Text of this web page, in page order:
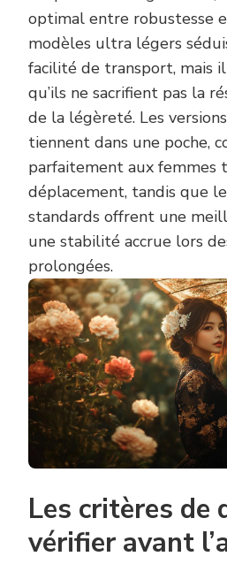
optimal entre robustesse
modèles ultra légers
facilité de transport, mais il
qu’ils ne sacrifient pas la
de la légèreté. Les
tiennent dans une poche,
parfaitement aux femmes
déplacement, tandis que
standards offrent une
une stabilité accrue lors
prolongées.
Les critères de
vérifier avant